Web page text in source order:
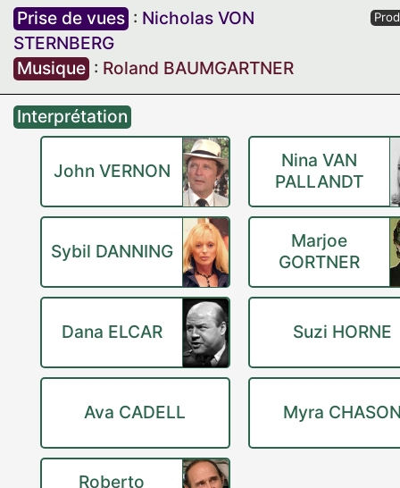
Prise de vues : Nicholas VON
STERNBERG
Musique : Roland BAUMGARTNER
Interprétation
John VERNON
Nina VAN
PALLANDT
Sybil DANNING
Marjoe
GORTNER
Dana ELCAR Suzi HORNE
Ava CADELL Myra
Roberto